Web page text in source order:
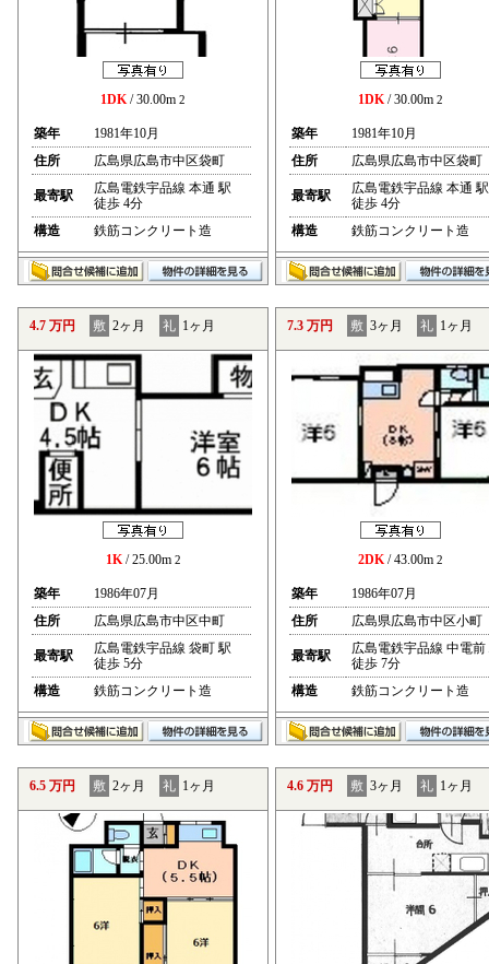
1DK/ 30.00m 2
築年
1981年10月
住所
広島県広島市中区袋町
最寄駅
広島電鉄宇品線 本通 駅
徒歩 4分
構造
鉄筋コンクリート造
1DK/ 30.00m 2
築年
1981年10月
住所
広島県広島市中区袋町
最寄駅
広島電鉄宇品線 本通 駅
徒歩 4分
構造
鉄筋コンクリート造
4.7 万円 敷 2ヶ月 礼 1ヶ月
1K/ 25.00m 2
築年
1986年07月
住所
広島県広島市中区中町
最寄駅
広島電鉄宇品線 袋町 駅
徒歩 5分
構造
鉄筋コンクリート造
7.3 万円 敷 3ヶ月 礼 1ヶ月
2DK/ 43.00m 2
築年
1986年07月
住所
広島県広島市中区小町
最寄駅
広島電鉄宇品線 中電前
徒歩 7分
構造
鉄筋コンクリート造
6.5 万円 敷 2ヶ月 礼 1ヶ月 4.6 万円 敷 3ヶ月 礼 1ヶ月